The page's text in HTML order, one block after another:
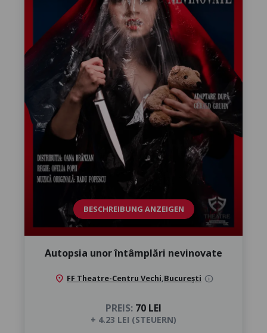
BESCHREIBUNG ANZEIGEN
Autopsia unor întâmplări nevinovate
location_on FF Theatre-Centru Vechi București info
PREIS: 70 LEI
+ 4.23 LEI (STEUERN)